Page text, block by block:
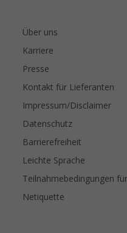
Über uns
Karriere
Presse
Kontakt für Lieferanten
Impressum/Disclaimer
Datenschutz
Barrierefreiheit
Leichte Sprache
Teilnahmebedingungen
Netiquette